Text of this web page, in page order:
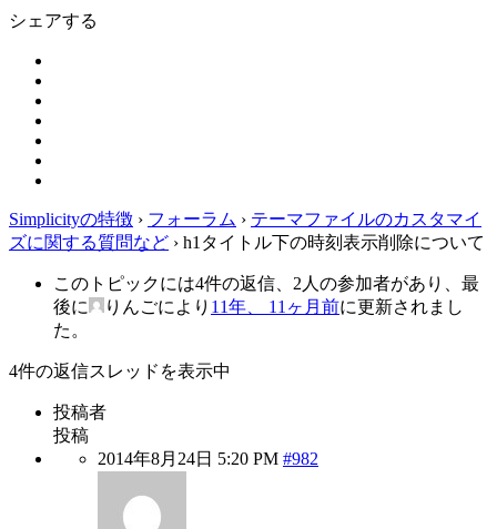
シェアする
Simplicityの特徴 › フォーラム › テーマファイルのカスタマイ
ズに関する質問など › h1タイトル下の時刻表示削除について
このトピックには4件の返信、2人の参加者があり、最
後に
りんごにより 11年、 11ヶ月前に更新されまし
た。
4件の返信スレッドを表示中
投稿者
投稿
2014年8月24日 5:20 PM #982